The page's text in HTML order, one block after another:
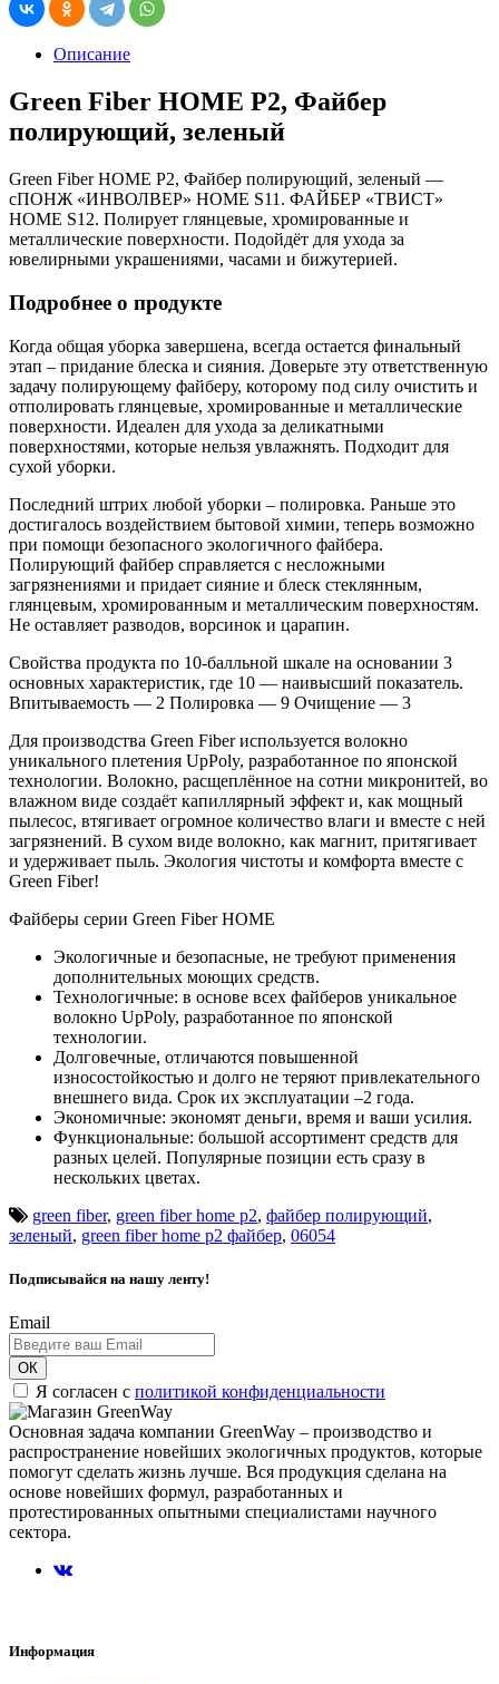
Описание
Green Fiber HOME P2, Файбер
полирующий, зеленый
Green Fiber HOME P2, Файбер полирующий, зеленый —
сПОНЖ «ИНВОЛВЕР» HOME S11. ФАЙБЕР «ТВИСТ»
HOME S12. Полирует глянцевые, хромированные и
металлические поверхности. Подойдёт для ухода за
ювелирными украшениями, часами и бижутерией.
Подробнее о продукте
Когда общая уборка завершена, всегда остается финальный
этап – придание блеска и сияния. Доверьте эту ответственную
задачу полирующему файберу, которому под силу очистить и
отполировать глянцевые, хромированные и металлические
поверхности. Идеален для ухода за деликатными
поверхностями, которые нельзя увлажнять. Подходит для
сухой уборки.
Последний штрих любой уборки – полировка. Раньше это
достигалось воздействием бытовой химии, теперь возможно
при помощи безопасного экологичного файбера.
Полирующий файбер справляется с несложными
загрязнениями и придает сияние и блеск стеклянным,
глянцевым, хромированным и металлическим поверхностям.
Не оставляет разводов, ворсинок и царапин.
Свойства продукта по 10-балльной шкале на основании 3
основных характеристик, где 10 — наивысший показатель.
Впитываемость — 2 Полировка — 9 Очищение — 3
Для производства Green Fiber используется волокно
уникального плетения UpPoly, разработанное по японской
технологии. Волокно, расщеплённое на сотни микронитей, во
влажном виде создаёт капиллярный эффект и, как мощный
пылесос, втягивает огромное количество влаги и вместе с ней
загрязнений. В сухом виде волокно, как магнит, притягивает
и удерживает пыль. Экология чистоты и комфорта вместе с
Green Fiber!
Файберы серии Green Fiber HOME
Экологичные и безопасные, не требуют применения
дополнительных моющих средств.
Технологичные: в основе всех файберов уникальное
волокно UpPoly, разработанное по японской
технологии.
Долговечные, отличаются повышенной
износостойкостью и долго не теряют привлекательного
внешнего вида. Срок их эксплуатации –2 года.
Экономичные: экономят деньги, время и ваши усилия.
Функциональные: большой ассортимент средств для
разных целей. Популярные позиции есть сразу в
нескольких цветах.
green fiber, green fiber home p2, файбер полирующий,
зеленый, green fiber home p2 файбер, 06054
Подписывайся на нашу ленту!
Email
ОК
Я согласен с политикой конфиденциальности
Основная задача компании GreenWay – производство и
распространение новейших экологичных продуктов, которые
помогут сделать жизнь лучше. Вся продукция сделана на
основе новейших формул, разработанных и
протестированных опытными специалистами научного
сектора.
Информация